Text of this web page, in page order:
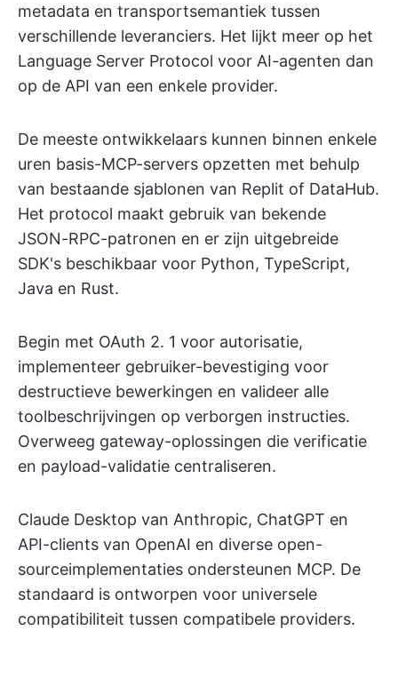
metadata en transportsemantiek tussen
verschillende leveranciers. Het lijkt meer op het
Language Server Protocol voor AI-agenten dan
op de API van een enkele provider.
De meeste ontwikkelaars kunnen binnen enkele
uren basis-MCP-servers opzetten met behulp
van bestaande sjablonen van Replit of DataHub.
Het protocol maakt gebruik van bekende
JSON-RPC-patronen en er zijn uitgebreide
SDK's beschikbaar voor Python, TypeScript,
Java en Rust.
Begin met OAuth 2. 1 voor autorisatie,
implementeer gebruiker-bevestiging voor
destructieve bewerkingen en valideer alle
toolbeschrijvingen op verborgen instructies.
Overweeg gateway-oplossingen die verificatie
en payload-validatie centraliseren.
Claude Desktop van Anthropic, ChatGPT en
API-clients van OpenAI en diverse open-
sourceimplementaties ondersteunen MCP. De
standaard is ontworpen voor universele
compatibiliteit tussen compatibele providers.